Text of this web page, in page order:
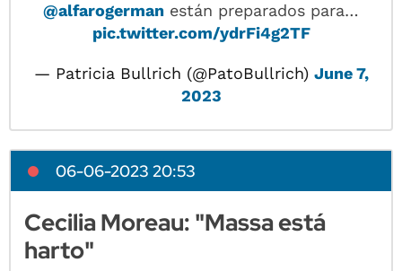
@alfarogerman están preparados para…
pic.twitter.com/ydrFi4g2TF
— Patricia Bullrich (@PatoBullrich) June 7,
2023
06-06-2023 20:53
Cecilia Moreau: "Massa está
harto"